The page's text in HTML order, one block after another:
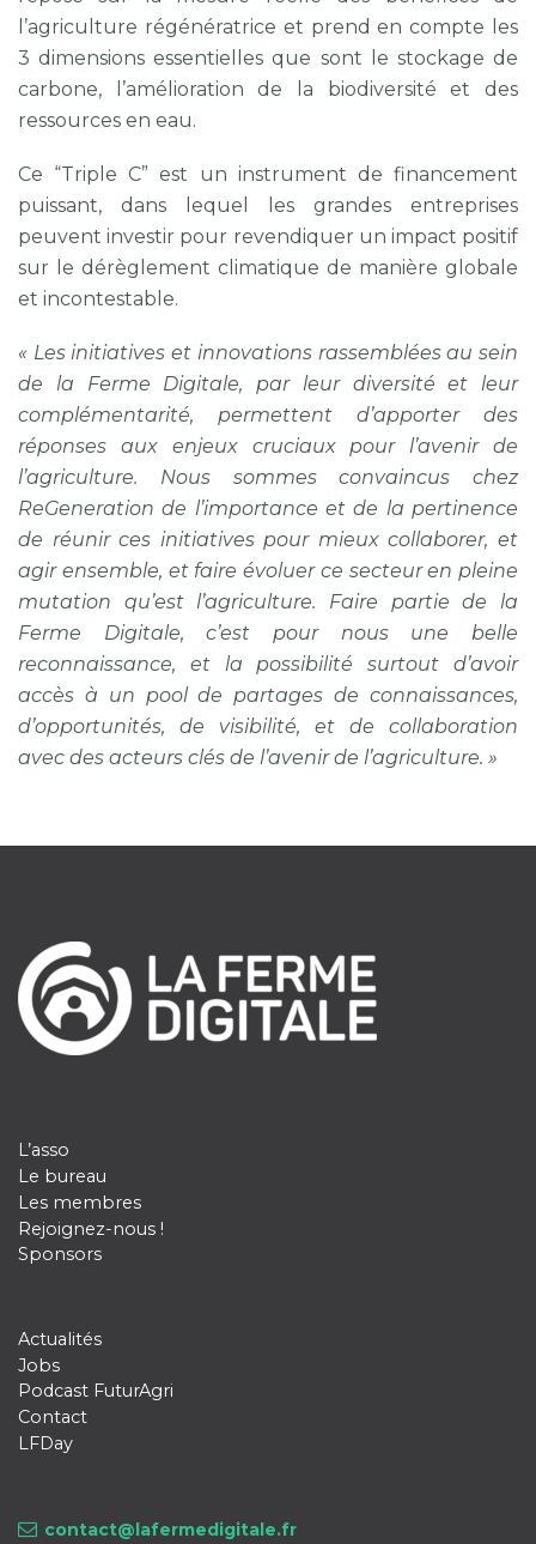
l’agriculture régénératrice et prend en compte les
3 dimensions essentielles que sont le stockage de
carbone, l’amélioration de la biodiversité et des
ressources en eau.
Ce “Triple C” est un instrument de financement
puissant, dans lequel les grandes entreprises
peuvent investir pour revendiquer un impact positif
sur le dérèglement climatique de manière globale
et incontestable.
« Les initiatives et innovations rassemblées au sein
de la Ferme Digitale, par leur diversité et leur
complémentarité, permettent d’apporter des
réponses aux enjeux cruciaux pour l’avenir de
l’agriculture. Nous sommes convaincus chez
ReGeneration de l’importance et de la pertinence
de réunir ces initiatives pour mieux collaborer, et
agir ensemble, et faire évoluer ce secteur en pleine
mutation qu’est l’agriculture. Faire partie de la
Ferme Digitale, c’est pour nous une belle
reconnaissance, et la possibilité surtout d’avoir
accès à un pool de partages de connaissances,
d’opportunités, de visibilité, et de collaboration
avec des acteurs clés de l’avenir de l’agriculture. »
L’asso
Le bureau
Les membres
Rejoignez-nous !
Sponsors
Actualités
Jobs
Podcast FuturAgri
Contact
LFDay
contact@lafermedigitale.fr